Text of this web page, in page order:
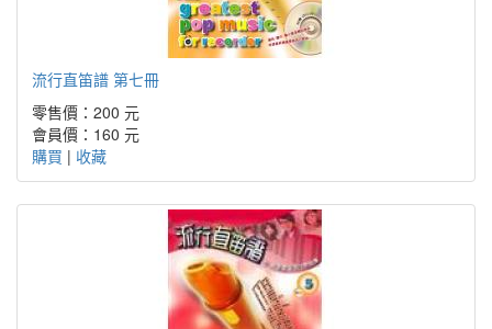
流行直笛譜 第七冊
零售價：200 元
會員價：160 元
購買 | 收藏